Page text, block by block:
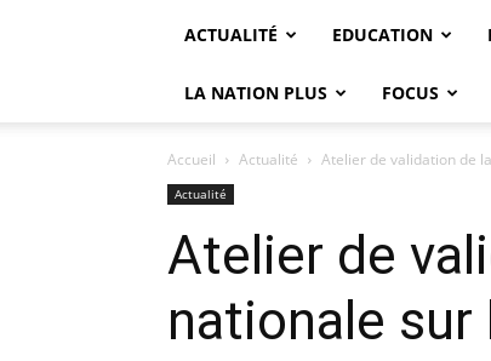
ACTUALITÉ EDUCATION
LA NATION PLUS FOCUS
Accueil Actualité Atelier de validation de
Actualité
Atelier de
nationale